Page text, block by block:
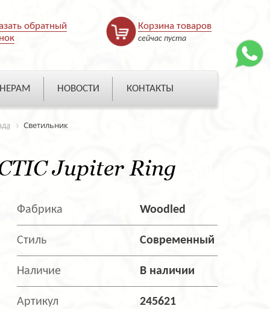
обратный
Корзина товаров
сейчас пуста
НОВОСТИ КОНТАКТЫ
Светильник
Jupiter Ring
Фабрика Woodled
Стиль Современный
Наличие В наличии
Артикул 245621